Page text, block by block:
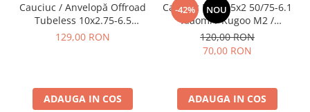
Cauciuc / Anvelopă Offroad
Tubeless 10x2.75-6.5
KuKirin G2/G2 Master 2025
129,00 RON
ADAUGA IN COS
-42% NOU
Cauciuc Plin 8.5x2 50/75-6.1
Xiaomi / Kugoo M2 /
Ducati/Evergreen/Motus/
120,00 RON
70,00 RON
ADAUGA IN COS